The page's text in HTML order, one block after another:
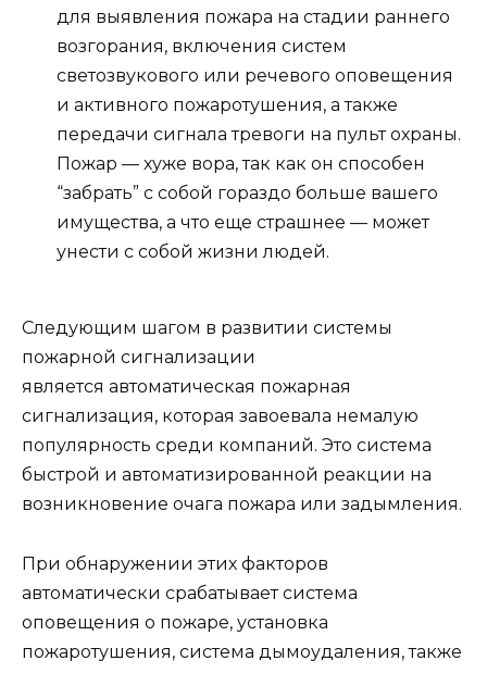
для выявления пожара на стадии раннего
возгорания, включения систем
светозвукового или речевого оповещения
и активного пожаротушения, а также
передачи сигнала тревоги на пульт охраны.
Пожар — хуже вора, так как он способен
“забрать” с собой гораздо больше вашего
имущества, а что еще страшнее — может
унести с собой жизни людей.
Следующим шагом в развитии системы
пожарной сигнализации
является автоматическая пожарная
сигнализация, которая завоевала немалую
популярность среди компаний. Это система
быстрой и автоматизированной реакции на
возникновение очага пожара или задымления.
При обнаружении этих факторов
автоматически срабатывает система
оповещения о пожаре, установка
пожаротушения, система дымоудаления, также